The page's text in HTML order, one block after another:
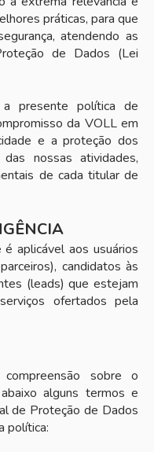
práticas, para que
atendendo as
de Dados (Lei
presente política de
da VOLL em
e a proteção dos
nossas atividades,
de cada titular de
aplicável aos usuários
candidatos às
(leads) que estejam
ofertados pela
sobre o
alguns termos e
de Proteção de Dados
política: